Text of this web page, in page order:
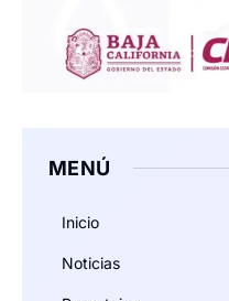
MENÚ
Inicio
Noticias